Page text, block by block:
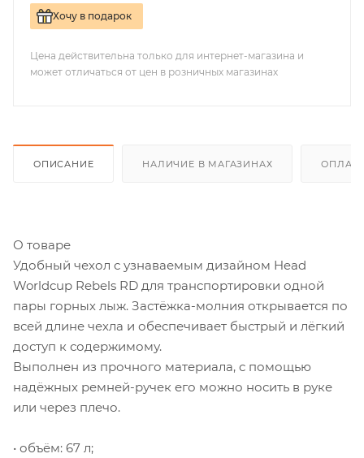
Хочу в подарок
Цена действительна только для интернет-магазина и
может отличаться от цен в розничных магазинах
ОПИСАНИЕ НАЛИЧИЕ В МАГАЗИНАХ
О товаре
Удобный чехол с узнаваемым дизайном Head
Worldcup Rebels RD для транспортировки одной
пары горных лыж. Застёжка-молния открывается по
всей длине чехла и обеспечивает быстрый и лёгкий
доступ к содержимому.
Выполнен из прочного материала, с помощью
надёжных ремней-ручек его можно носить в руке
или через плечо.
• объём: 67 л;